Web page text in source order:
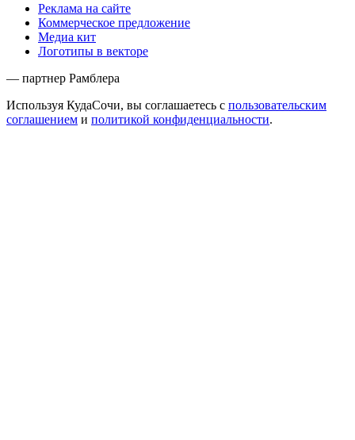
Реклама на сайте
Коммерческое предложение
Медиа кит
Логотипы в векторе
— партнер Рамблера
Используя КудаСочи, вы соглашаетесь с пользовательским
соглашением и политикой конфиденциальности.